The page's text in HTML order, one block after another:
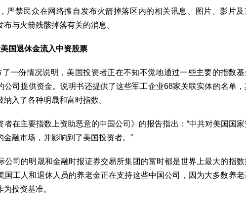
禁民众在网络擅自发布火箭掉落区内的相关讯息、图片、影片及
与火箭残骸掉落有关的消息。
国退休金流入中资股票
份情况说明，美国投资者正在不知不觉地通过一些主要的指数基
公司提供资金。说明书还提供了这些军工企业68家关联实体的名单，
入了各种明晟和富时指数。
主要指数上资助恶意的中国公司》的报告指出：“中共对美国国家
融市场，并影响到了美国投资者。”
司的明晟和金融时报证券交易所集团的富时都是世界上最大的指数
国工人和退休人员的养老金正在支持这些中国公司，因为大多数养老
投资基准。